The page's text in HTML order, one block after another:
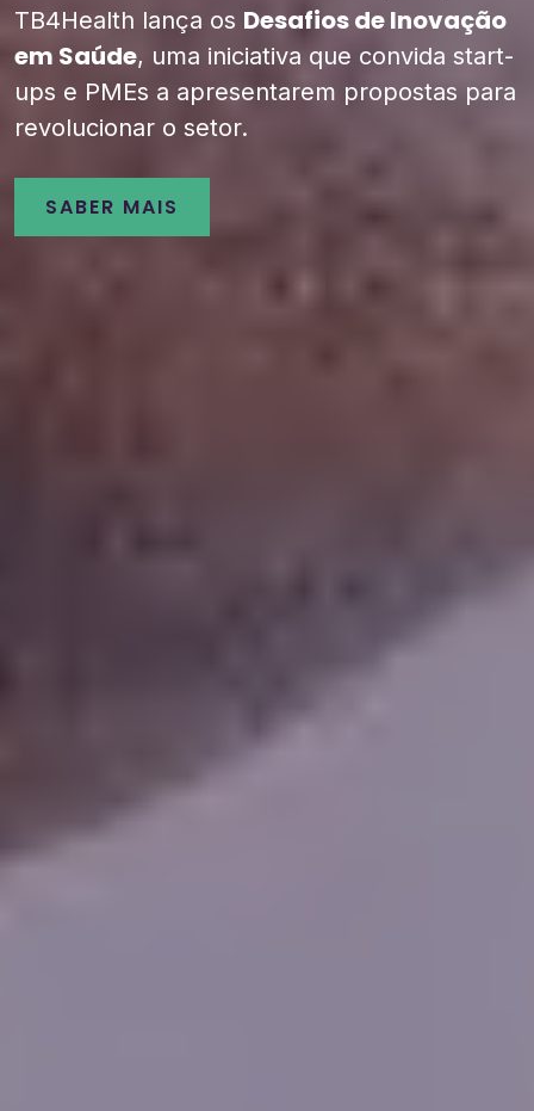
TB4Health lança os Desafios de Inovação
em Saúde, uma iniciativa que convida start-
ups e PMEs a apresentarem propostas para
revolucionar o setor.
SABER MAIS